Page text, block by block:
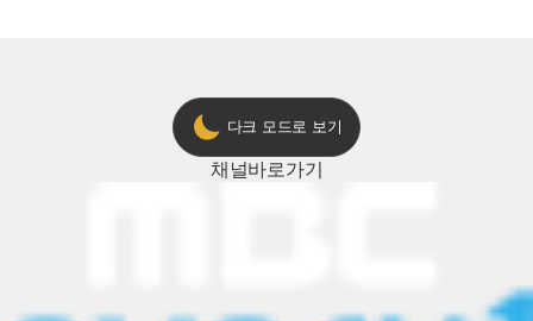
다크 모드로 보기
채널바로가기